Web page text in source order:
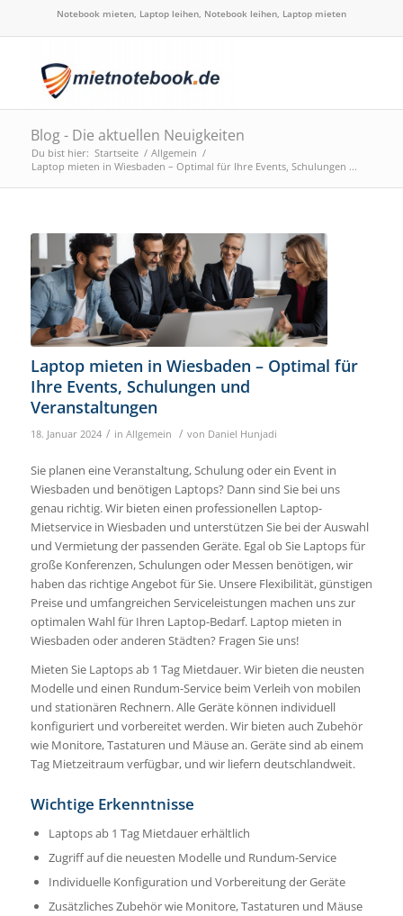
Notebook mieten, Laptop leihen, Notebook leihen, Laptop mieten
Blog - Die aktuellen Neuigkeiten
Du bist hier: Startseite / Allgemein /
Laptop mieten in Wiesbaden – Optimal für Ihre Events, Schulungen ...
Laptop mieten in Wiesbaden – Optimal für
Ihre Events, Schulungen und
Veranstaltungen
18. Januar 2024 / in Allgemein / von Daniel Hunjadi
Sie planen eine Veranstaltung, Schulung oder ein Event in
Wiesbaden und benötigen Laptops? Dann sind Sie bei uns
genau richtig. Wir bieten einen professionellen Laptop-
Mietservice in Wiesbaden und unterstützen Sie bei der Auswahl
und Vermietung der passenden Geräte. Egal ob Sie Laptops für
große Konferenzen, Schulungen oder Messen benötigen, wir
haben das richtige Angebot für Sie. Unsere Flexibilität, günstigen
Preise und umfangreichen Serviceleistungen machen uns zur
optimalen Wahl für Ihren Laptop-Bedarf. Laptop mieten in
Wiesbaden oder anderen Städten? Fragen Sie uns!
Mieten Sie Laptops ab 1 Tag Mietdauer. Wir bieten die neusten
Modelle und einen Rundum-Service beim Verleih von mobilen
und stationären Rechnern. Alle Geräte können individuell
konfiguriert und vorbereitet werden. Wir bieten auch Zubehör
wie Monitore, Tastaturen und Mäuse an. Geräte sind ab einem
Tag Mietzeitraum verfügbar, und wir liefern deutschlandweit.
Wichtige Erkenntnisse
Laptops ab 1 Tag Mietdauer erhältlich
Zugriff auf die neuesten Modelle und Rundum-Service
Individuelle Konfiguration und Vorbereitung der Geräte
Zusätzliches Zubehör wie Monitore, Tastaturen und Mäuse